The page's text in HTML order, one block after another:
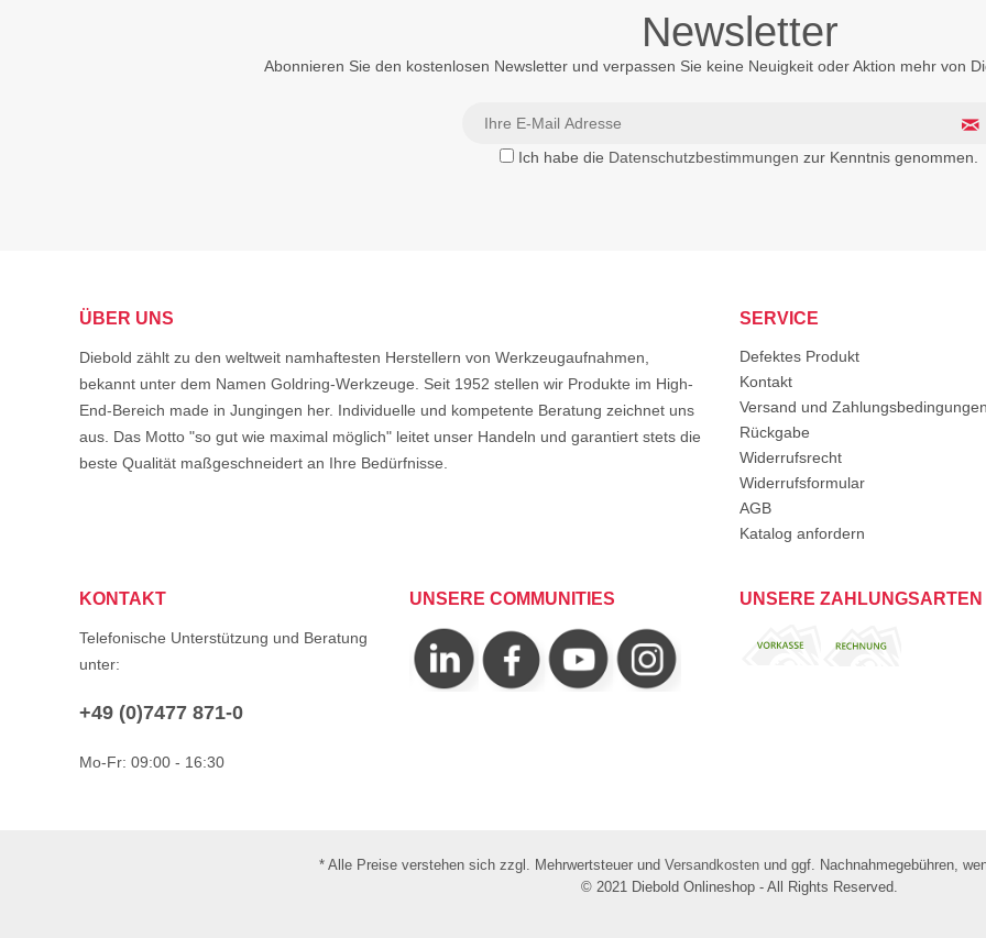
Newsletter
Abonnieren Sie den kostenlosen Newsletter und verpassen Sie keine Neuigkeit oder Aktion mehr von
Ich habe die Datenschutzbestimmungen zur Kenntnis genommen.
ÜBER UNS
Diebold zählt zu den weltweit namhaftesten Herstellern von Werkzeugaufnahmen,
bekannt unter dem Namen Goldring-Werkzeuge. Seit 1952 stellen wir Produkte im High-
End-Bereich made in Jungingen her. Individuelle und kompetente Beratung zeichnet uns
aus. Das Motto "so gut wie maximal möglich" leitet unser Handeln und garantiert stets die
beste Qualität maßgeschneidert an Ihre Bedürfnisse.
SERVICE
Defektes Produkt
Kontakt
Versand und Zahlungsbedingungen
Rückgabe
Widerrufsrecht
Widerrufsformular
AGB
Katalog anfordern
KONTAKT
Telefonische Unterstützung und Beratung
unter:
+49 (0)7477 871-0
Mo-Fr: 09:00 - 16:30
UNSERE COMMUNITIES UNSERE ZAHLUNGSARTEN
* Alle Preise verstehen sich zzgl. Mehrwertsteuer und Versandkosten und ggf. Nachnahmegebühren,
© 2021 Diebold Onlineshop - All Rights Reserved.